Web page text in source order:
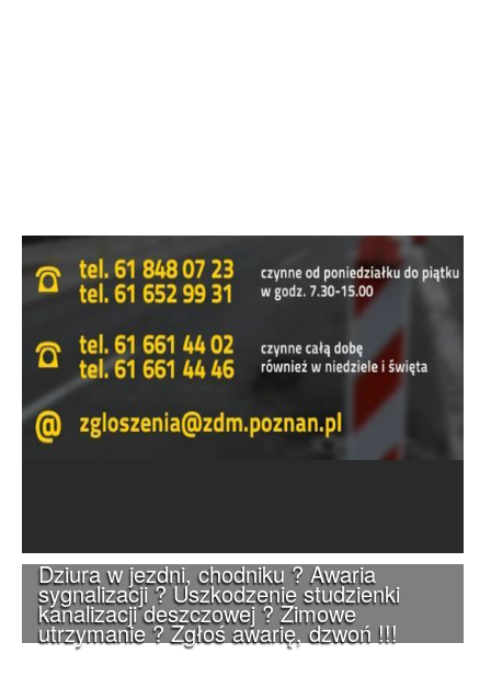
Dziura w jezdni, chodniku ? Awaria
sygnalizacji ? Uszkodzenie studzienki
kanalizacji deszczowej ? Zimowe
utrzymanie ? Zgłoś awarię, dzwoń !!!